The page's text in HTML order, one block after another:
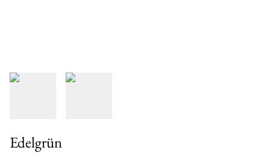
Edelgrün